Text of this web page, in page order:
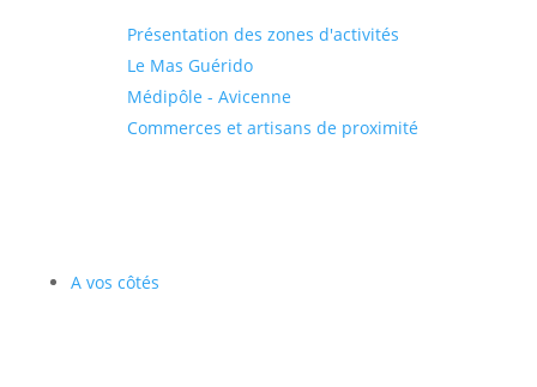
Présentation des zones d'activités
Le Mas Guérido
Médipôle - Avicenne
Commerces et artisans de proximité
A vos côtés